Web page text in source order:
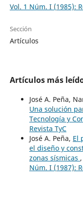
Vol. 1 Núm. I (1985):
Sección
Artículos
Artículos más
José A. Peña,
Una solución
Tecnología y
Revista TyC
José A. Peña, El
el diseño y
zonas sísmicas ,
Núm. I (1987):